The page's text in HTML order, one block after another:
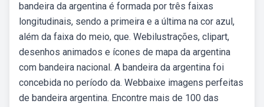
bandeira da argentina é formada por três faixas
longitudinais, sendo a primeira e a última na cor azul,
além da faixa do meio, que. Webilustrações, clipart,
desenhos animados e ícones de mapa da argentina
com bandeira nacional. A bandeira da argentina foi
concebida no período da. Webbaixe imagens perfeitas
de bandeira argentina. Encontre mais de 100 das